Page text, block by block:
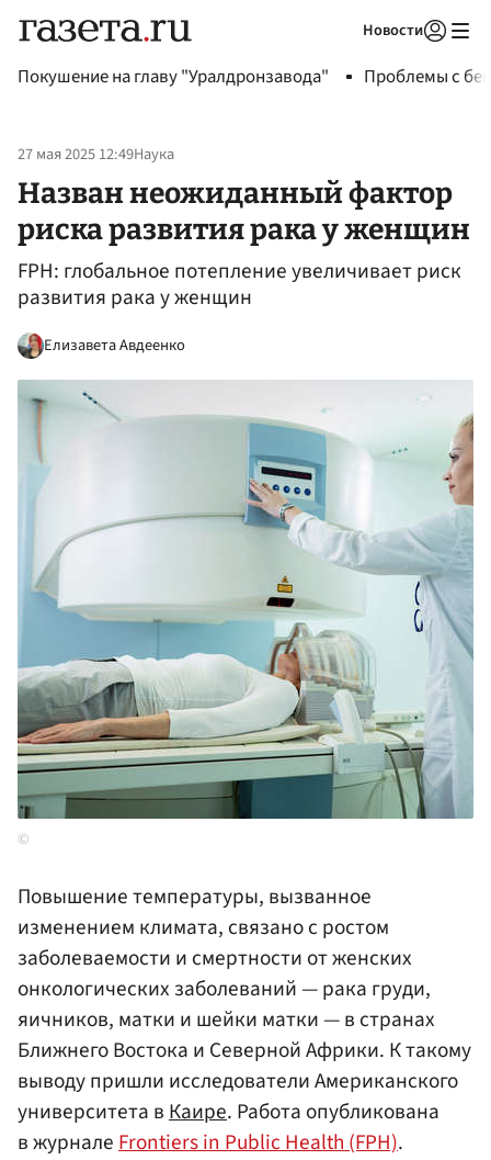
Новости
Покушение на главу "Уралдронзавода" Проблемы с
27 мая 2025 12:49Наука
Назван неожиданный фактор
риска развития рака у женщин
FPH: глобальное потепление увеличивает риск
развития рака у женщин
Елизавета Авдеенко
Повышение температуры, вызванное
изменением климата, связано с ростом
заболеваемости и смертности от женских
онкологических заболеваний — рака груди,
яичников, матки и шейки матки — в странах
Ближнего Востока и Северной Африки. К такому
выводу пришли исследователи Американского
университета вКаире. Работа опубликована
в журналеFrontiers in Public Health (FPH).